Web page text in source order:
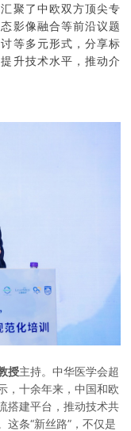
聚了中欧双方顶尖专
影像融合等前沿议题
等多元形式，分享标
升技术水平，推动介
授主持。中华医学会超
，十余年来，中国和欧
搭建平台，推动技术共
条“新丝路”，不仅是